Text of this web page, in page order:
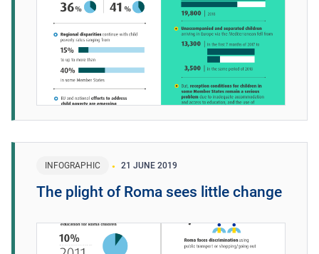
INFOGRAPHIC 21 JUNE 2019
The plight of Roma sees little change